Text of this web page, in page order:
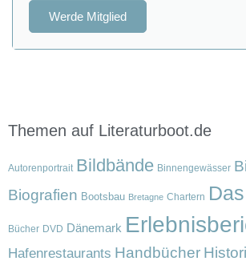
Werde Mitglied
Themen auf Literaturboot.de
Autorenportrait Bildbände Binnengewässer
Biografien Bootsbau Bretagne Chartern
Bücher DVD Dänemark
Hafenrestaurants Handbücher